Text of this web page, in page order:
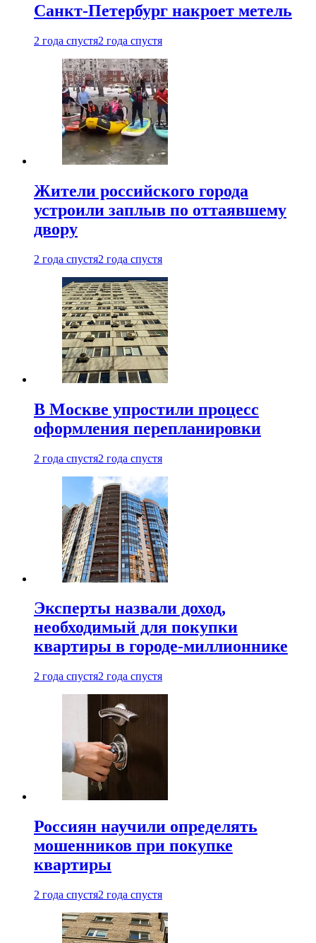
Санкт-Петербург накроет метель
2 года спустя2 года спустя
Жители российского города
устроили заплыв по оттаявшему
двору
2 года спустя2 года спустя
В Москве упростили процесс
оформления перепланировки
2 года спустя2 года спустя
Эксперты назвали доход,
необходимый для покупки
квартиры в городе-миллионнике
2 года спустя2 года спустя
Россиян научили определять
мошенников при покупке
квартиры
2 года спустя2 года спустя